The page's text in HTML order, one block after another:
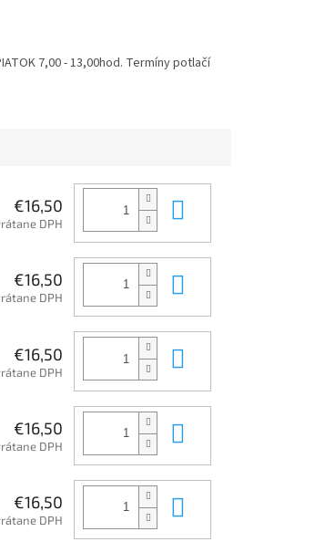
7,00 - 13,00hod. Termíny potlačí
€16,50
DPH
€16,50
DPH
€16,50
DPH
€16,50
DPH
€16,50
DPH